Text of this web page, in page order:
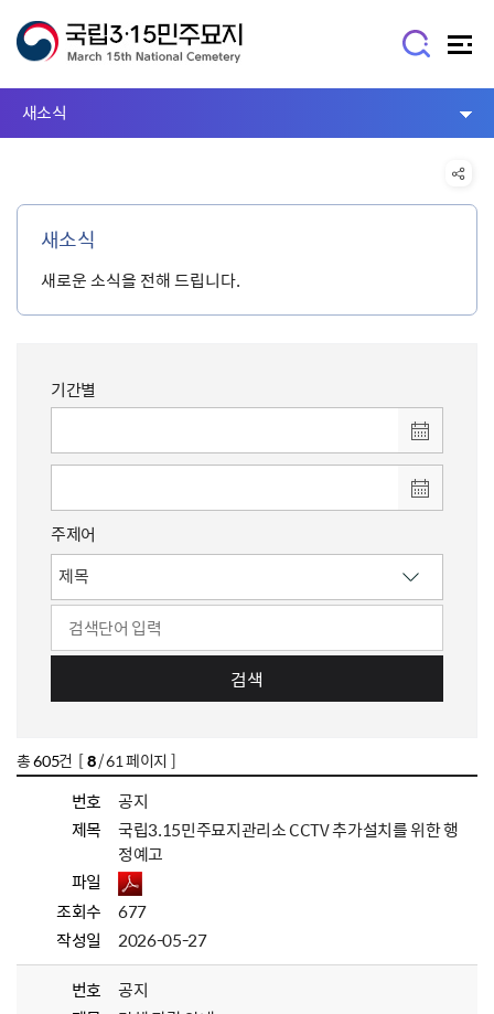
새소식
새소식
새로운 소식을 전해 드립니다.
기간별
주제어
검색
총605건 [8/ 61 페이지 ]
번호
공지
제목
국립3.15민주묘지관리소 CCTV 추가설치를 위한 행
정예고
파일
조회수
677
작성일
2026-05-27
번호
공지